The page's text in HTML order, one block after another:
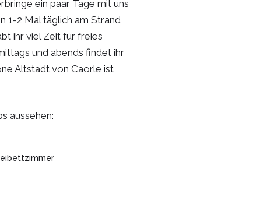
ein paar Tage mit uns
1-2 Mal täglich am Strand
ihr viel Zeit für freies
und abends findet ihr
Altstadt von Caorle ist
aussehen: